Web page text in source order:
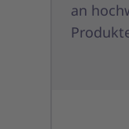
an